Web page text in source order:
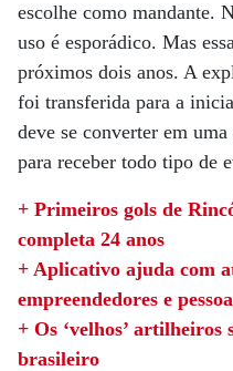
escolhe como mandante.
uso é esporádico. Mas
próximos dois anos. A
foi transferida para a
deve se converter em
para receber todo tipo de
+ Primeiros gols de
completa 24 anos
+ Aplicativo ajuda com
empreendedores e
+ Os ‘velhos’ artilheiros
brasileiro